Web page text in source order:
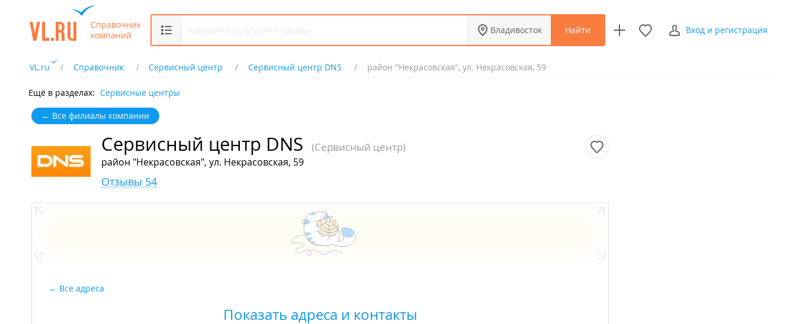
Справочник
компаний
Владивосток Найти Вход и регистрация
VL.ru Справочник Сервисный центр Сервисный центр DNS район "Некрасовская", ул. Некрасовская, 59
Ещё в разделах: Сервисные центры
← Все филиалы компании
Сервисный центр DNS (Сервисный центр)
район "Некрасовская", ул. Некрасовская, 59
Отзывы 54
Все адреса
Показать адреса и контакты